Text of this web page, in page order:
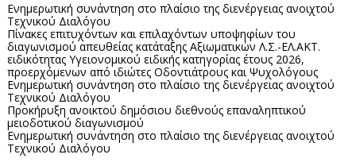
Ενημερωτική συνάντηση στο πλαίσιο της διενέργειας ανοιχτού
Τεχνικού Διαλόγου
Πίνακες επιτυχόντων και επιλαχόντων υποψηφίων του
διαγωνισμού απευθείας κατάταξης Αξιωματικών Λ.Σ.-ΕΛ.ΑΚΤ.
ειδικότητας Υγειονομικού ειδικής κατηγορίας έτους 2026,
προερχόμενων από ιδιώτες Οδοντιάτρους και Ψυχολόγους
Ενημερωτική συνάντηση στο πλαίσιο της διενέργειας ανοιχτού
Τεχνικού Διαλόγου
Προκήρυξη ανοικτού δημόσιου διεθνούς επαναληπτικού
μειοδοτικού διαγωνισμού
Ενημερωτική συνάντηση στο πλαίσιο της διενέργειας ανοιχτού
Τεχνικού Διαλόγου